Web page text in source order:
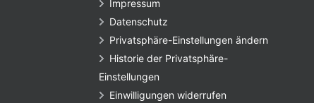
Impressum
Datenschutz
Privatsphäre-Einstellungen ändern
Historie der Privatsphäre-
Einstellungen
Einwilligungen widerrufen